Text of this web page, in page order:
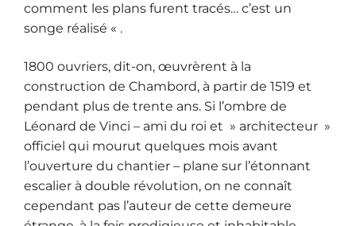
comment les plans furent tracés… c’est un
songe réalisé « .
1800 ouvriers, dit-on, œuvrèrent à la
construction de Chambord, à partir de 1519 et
pendant plus de trente ans. Si l’ombre de
Léonard de Vinci – ami du roi et » architecteur »
officiel qui mourut quelques mois avant
l’ouverture du chantier – plane sur l’étonnant
escalier à double révolution, on ne connaît
cependant pas l’auteur de cette demeure